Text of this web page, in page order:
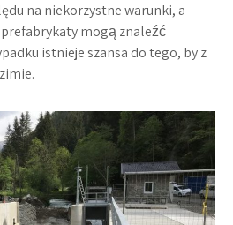
na niekorzystne warunki, a
mogą znaleźć
istnieje szansa do tego, by z